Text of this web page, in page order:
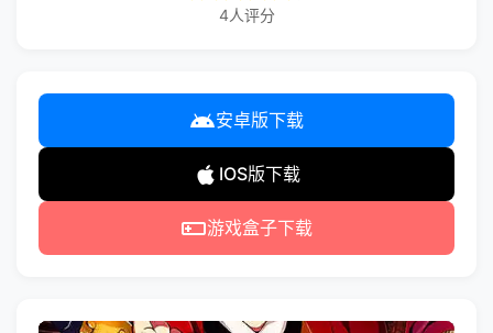
4人评分
安卓版下载
IOS版下载
游戏盒子下载